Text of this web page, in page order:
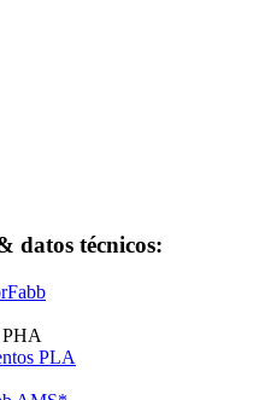
datos técnicos:
PLA